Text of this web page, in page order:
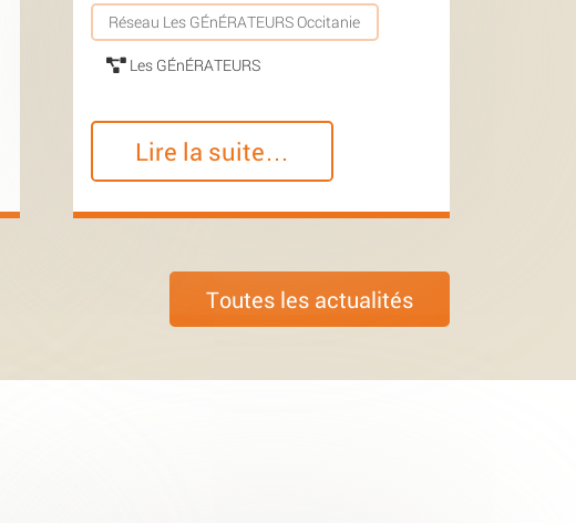
Réseau Les GÉnÉRATEURS Occitanie
Les GÉnÉRATEURS
Lire la suite…
Toutes les actualités